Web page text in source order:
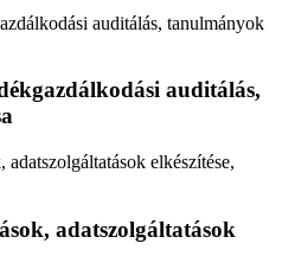
auditálás,
adatszolgáltatások